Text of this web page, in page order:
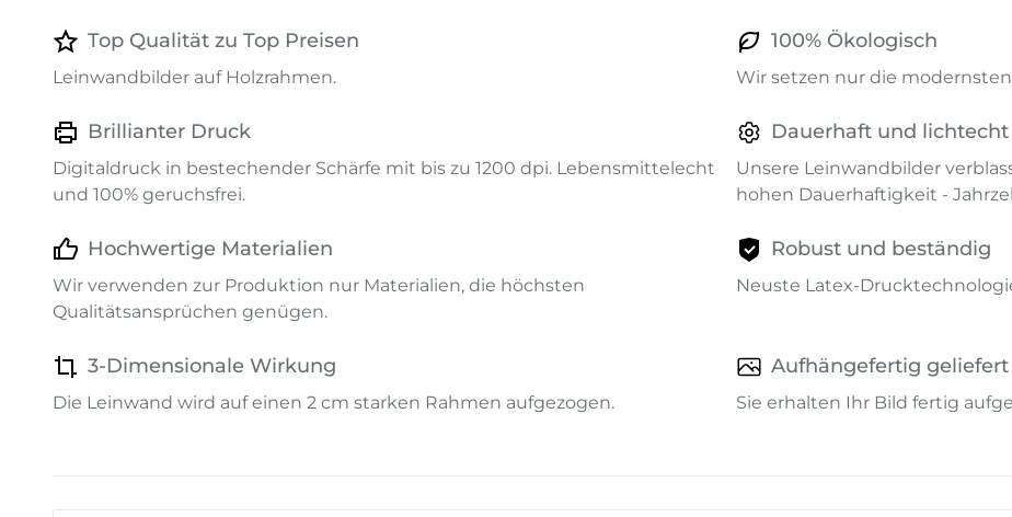
Top Qualität zu Top Preisen
Leinwandbilder auf Holzrahmen.
100% Ökologisch
Wir setzen nur die
Brillianter Druck
Digitaldruck in bestechender Schärfe mit bis zu 1200 dpi. Lebensmittelecht
und 100% geruchsfrei.
Dauerhaft und lichtecht
Unsere Leinwandbilder
hohen Dauerhaftigkeit -
Hochwertige Materialien
Wir verwenden zur Produktion nur Materialien, die höchsten
Qualitätsansprüchen genügen.
Robust und beständig
Neuste Latex-
3-Dimensionale Wirkung
Die Leinwand wird auf einen 2 cm starken Rahmen aufgezogen.
Aufhängefertig geliefert
Sie erhalten Ihr Bild fertig